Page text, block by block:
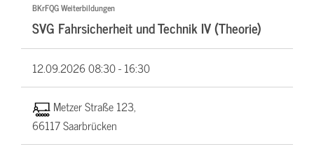
BKrFQG Weiterbildungen
SVG Fahrsicherheit und Technik IV (Theorie)
12.09.202608:30 - 16:30
Metzer Straße 123,
66117 Saarbrücken